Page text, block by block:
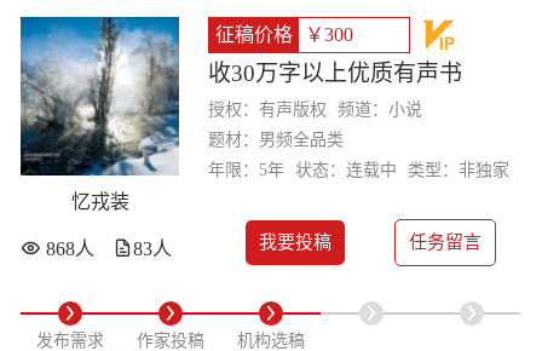
忆戎装
征稿价格 ￥300
收30万字以上优质有声书
授权：有声版权
频道：小说
题材：男频全品类
年限：5年 状态：连载中 类型：非独家
868人 83人 我要投稿 任务留言
发布需求
作家投稿
机构选稿